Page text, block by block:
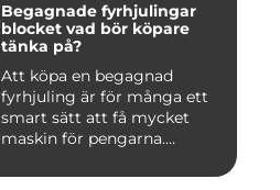
Begagnade fyrhjulingar
blocket vad bör köpare
tänka på?
Att köpa en begagnad
fyrhjuling är för många ett
smart sätt att få mycket
maskin för pengarna.